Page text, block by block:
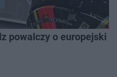
powalczy o europejski